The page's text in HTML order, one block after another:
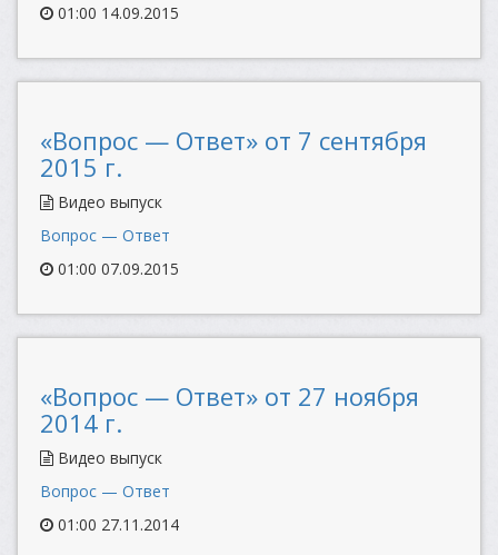
01:00 14.09.2015
«Вопрос — Ответ» от 7 сентября
2015 г.
Видео выпуск
Вопрос — Ответ
01:00 07.09.2015
«Вопрос — Ответ» от 27 ноября
2014 г.
Видео выпуск
Вопрос — Ответ
01:00 27.11.2014